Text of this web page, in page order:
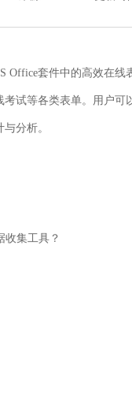
Office套件中的高效在
试等各类表单。用户
分析。
收集工具？